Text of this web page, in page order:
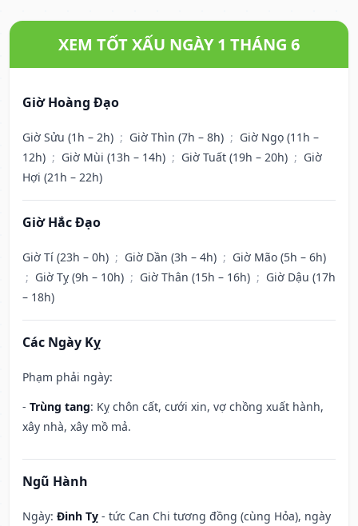
XEM TỐT XẤU NGÀY 1 THÁNG 6
Giờ Hoàng Đạo
Giờ Sửu (1h – 2h) ; Giờ Thìn (7h – 8h) ; Giờ Ngọ (11h –
12h) ; Giờ Mùi (13h – 14h) ; Giờ Tuất (19h – 20h) ; Giờ
Hợi (21h – 22h)
Giờ Hắc Đạo
Giờ Tí (23h – 0h) ; Giờ Dần (3h – 4h) ; Giờ Mão (5h – 6h)
; Giờ Tỵ (9h – 10h) ; Giờ Thân (15h – 16h) ; Giờ Dậu (17h
– 18h)
Các Ngày Kỵ
Phạm phải ngày:
- Trùng tang: Kỵ chôn cất, cưới xin, vợ chồng xuất hành,
xây nhà, xây mồ mả.
Ngũ Hành
Ngày: Đinh Tỵ - tức Can Chi tương đồng (cùng Hỏa), ngày